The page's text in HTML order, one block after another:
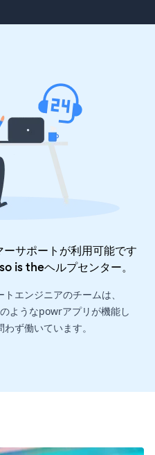
サポートが利用可能です
is theヘルプセンター。
エンジニアのチームは、
ようなpowrアプリが機能し
ず働いています。